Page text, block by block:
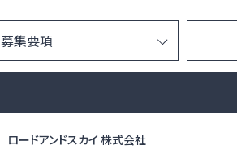
募集要項
ロードアンドスカイ 株式会社